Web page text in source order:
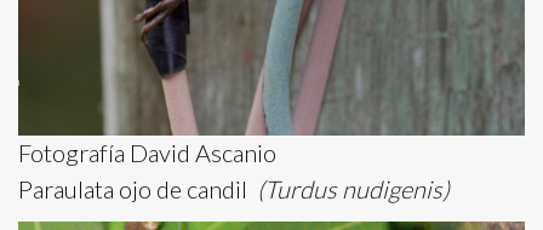
Fotografía David Ascanio
Paraulata ojo de candil (Turdus nudigenis)